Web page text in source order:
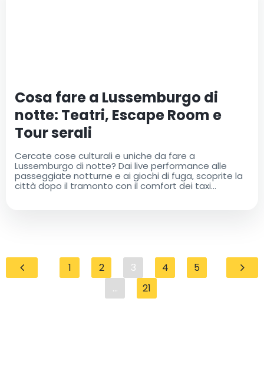
Cosa fare a Lussemburgo di
notte: Teatri, Escape Room e
Tour serali
Cercate cose culturali e uniche da fare a
Lussemburgo di notte? Dai live performance alle
passeggiate notturne e ai giochi di fuga, scoprite la
città dopo il tramonto con il comfort dei taxi
1 2 3 4
5
...
21